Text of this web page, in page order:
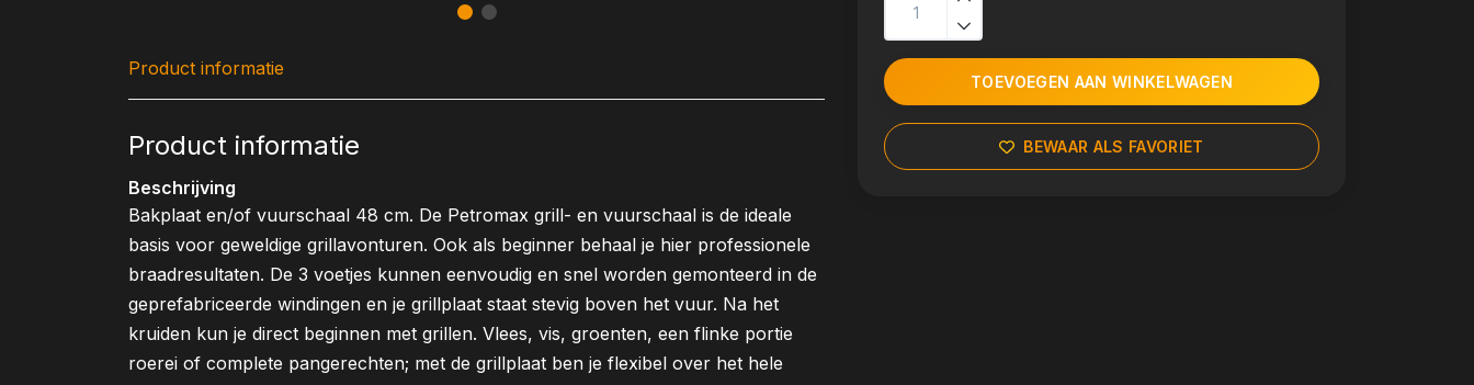
TOEVOEGEN AAN WINKELWAGEN
BEWAAR ALS FAVORIET
Product informatie
Product informatie
Beschrijving
Bakplaat en/of vuurschaal 48 cm. De Petromax grill- en vuurschaal is de ideale
basis voor geweldige grillavonturen. Ook als beginner behaal je hier professionele
braadresultaten. De 3 voetjes kunnen eenvoudig en snel worden gemonteerd in de
geprefabriceerde windingen en je grillplaat staat stevig boven het vuur. Na het
kruiden kun je direct beginnen met grillen. Vlees, vis, groenten, een flinke portie
roerei of complete pangerechten; met de grillplaat ben je flexibel over het hele